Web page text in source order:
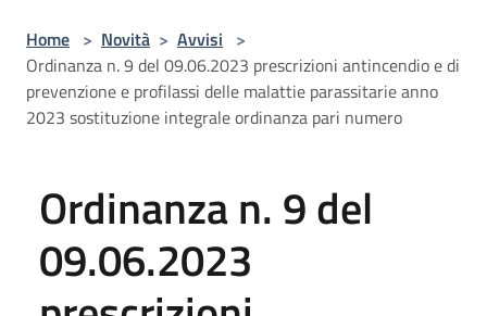
Home > Novità > Avvisi >
Ordinanza n. 9 del 09.06.2023 prescrizioni antincendio e di
prevenzione e profilassi delle malattie parassitarie anno
2023 sostituzione integrale ordinanza pari numero
Ordinanza n. 9 del
09.06.2023